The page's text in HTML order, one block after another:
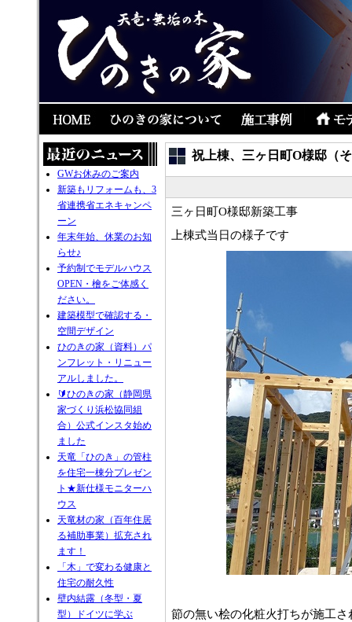
GWお休みのご案内
新築もリフォームも、3
省連携省エネキャンペ
ーン
年末年始、休業のお知
らせ♪
予約制でモデルハウス
OPEN・檜をご体感く
ださい。
建築模型で確認する・
空間デザイン
ひのきの家（資料）パ
ンフレット・リニュー
アルしました。
🔰ひのきの家（静岡県
家づくり浜松協同組
合）公式インスタ始め
ました
天竜「ひのき」の管柱
を住宅一棟分プレゼン
ト★新仕様モニターハ
ウス
天竜材の家（百年住居
る補助事業）拡充され
ます！
「木」で変わる健康と
住宅の耐久性
壁内結露（冬型・夏
型）ドイツに学ぶ
祝上棟、三ヶ日町O様邸（
三ヶ日町O様邸新築工事
上棟式当日の様子です
節の無い桧の化粧火打ちが施工さ